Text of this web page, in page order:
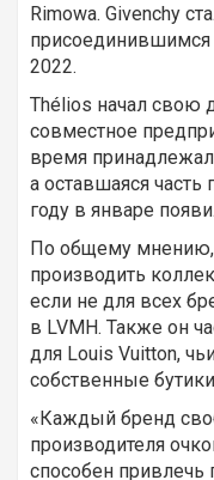
Rimowa. Givenchy
присоединившимся
2022.
Thélios начал свою
совместное
время
а оставшаяся
году в январе
По общему мнению,
производить
если не для всех
в LVMH. Также он
для Louis Vuitton,
собственные
«Каждый бренд
производителя
способен